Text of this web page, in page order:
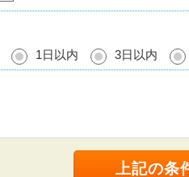
1日以内 3日以内